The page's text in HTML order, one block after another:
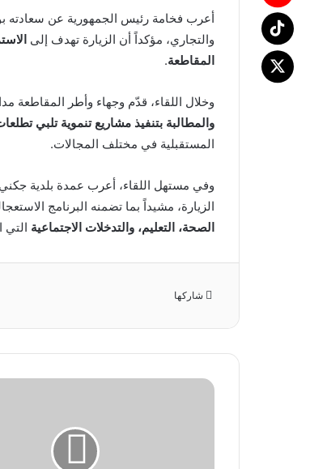
أعرب فخامة رئيس الجمهورية عن سعادته
والتجاري، مؤكداً أن الزيارة تهدف إلى
المقاطعة.
وخلال اللقاء، قدّم وجهاء وأطر المقاطعة
والمطالبة بتنفيذ مشاريع تنموية تلبي
المستقبلية في مختلف المجالات.
وفي مستهل اللقاء، أعرب عمدة بلدية
الزيارة، مشيداً بما تضمنه البرنامج
الصحة، التعليم، والتدخلات الاجتماعية التي
شاركها